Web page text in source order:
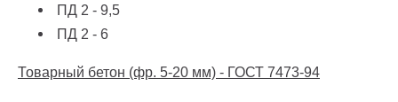
ПД 2 - 9,5
ПД 2 - 6
Товарный бетон (фр. 5-20 мм) - ГОСТ 7473-94